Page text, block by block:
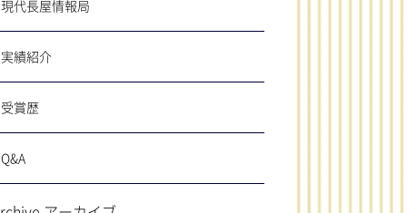
現代長屋情報局
実績紹介
受賞歴
Q&A